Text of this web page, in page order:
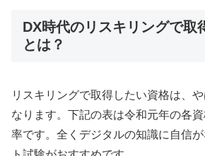
DX時代のリスキリングで取
とは？
リスキリングで取得したい資格は、
なります。下記の表は令和元年の各
率です。全くデジタルの知識に自信